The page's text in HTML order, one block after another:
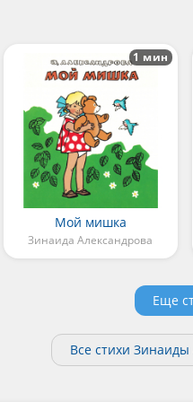
Мой мишка
Зинаида Александрова
1 мин
Еще
Все стихи